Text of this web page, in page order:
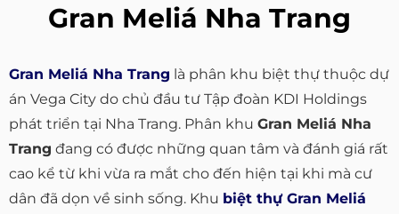
Gran Meliá Nha Trang
Gran Meliá Nha Trang là phân khu biệt thự thuộc dự
án Vega City do chủ đầu tư Tập đoàn KDI Holdings
phát triển tại Nha Trang. Phân khu Gran Meliá Nha
Trang đang có được những quan tâm và đánh giá rất
cao kể từ khi vừa ra mắt cho đến hiện tại khi mà cư
dân đã dọn về sinh sống. Khu biệt thự Gran Meliá